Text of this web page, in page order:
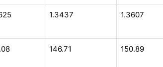
1.3607
1.3437
150.89
146.71